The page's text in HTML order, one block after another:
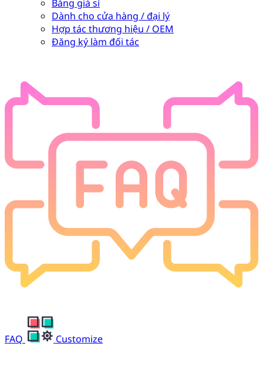
Bảng giá sỉ
Dành cho cửa hàng / đại lý
Hợp tác thương hiệu / OEM
Đăng ký làm đối tác
FAQ Customize